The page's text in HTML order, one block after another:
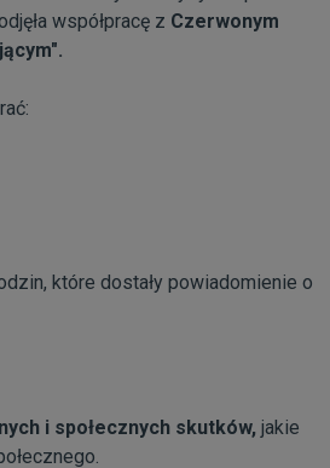
współpracę z Czerwonym
które dostały powiadomienie o
i społecznych skutków, jakie